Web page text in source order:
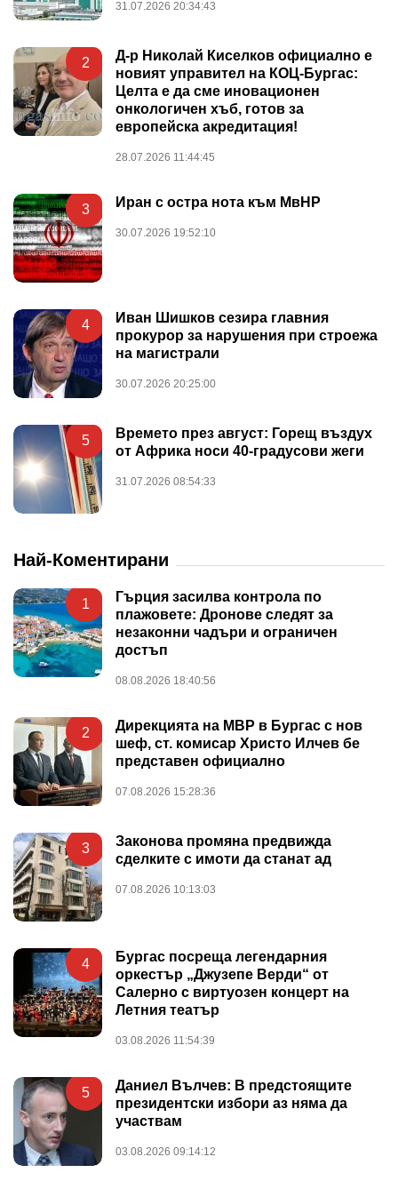
31.07.2026 20:34:43
2
Д-р Николай Киселков официално е
новият управител на КОЦ-Бургас:
Целта е да сме иновационен
онкологичен хъб, готов за
европейска акредитация!
28.07.2026 11:44:45
3 Иран с остра нота към МвНР
30.07.2026 19:52:10
4
Иван Шишков сезира главния
прокурор за нарушения при строежа
на магистрали
30.07.2026 20:25:00
5
Времето през август: Горещ въздух
от Африка носи 40-градусови жеги
31.07.2026 08:54:33
Най-Коментирани
1
Гърция засилва контрола по
плажовете: Дронове следят за
незаконни чадъри и ограничен
достъп
08.08.2026 18:40:56
2
Дирекцията на МВР в Бургас с нов
шеф, ст. комисар Христо Илчев бе
представен официално
07.08.2026 15:28:36
3
Законова промяна предвижда
сделките с имоти да станат ад
07.08.2026 10:13:03
4
Бургас посреща легендарния
оркестър „Джузепе Верди“ от
Салерно с виртуозен концерт на
Летния театър
03.08.2026 11:54:39
5
Даниел Вълчев: В предстоящите
президентски избори аз няма да
участвам
03.08.2026 09:14:12